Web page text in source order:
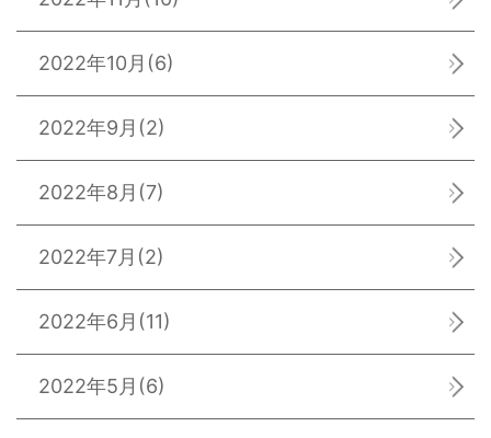
2022年10月 (6)
2022年9月 (2)
2022年8月 (7)
2022年7月 (2)
2022年6月 (11)
2022年5月 (6)